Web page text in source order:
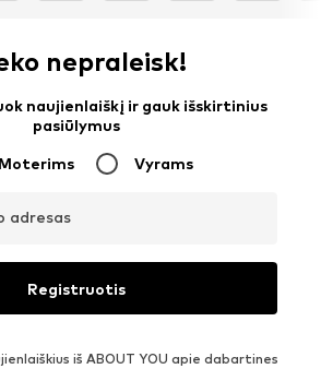
nepraleisk!
naujienlaiškį ir gauk išskirtinius
pasiūlymus
Moterims Vyrams
adresas
Registruotis
iš ABOUT YOU apie dabartines